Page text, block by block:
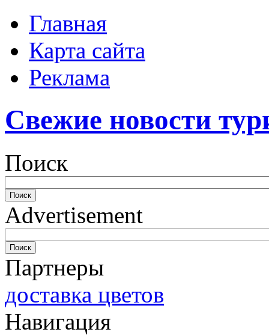
Главная
Карта сайта
Реклама
Свежие новости
Поиск
Advertisement
Партнеры
доставка цветов
Навигация